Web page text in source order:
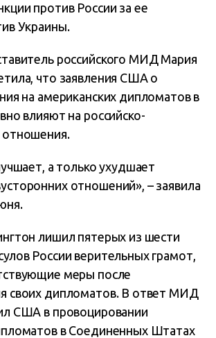
против России за ее
Украины.
российского МИД Мария
что заявления США о
на американских дипломатов в
влияют на российско-
отношения.
а только ухудшает
отношений», – заявила
лишил пятерых из шести
России верительных грамот,
меры после
своих дипломатов. В ответ МИД
США в провоцировании
в Соединенных Штатах